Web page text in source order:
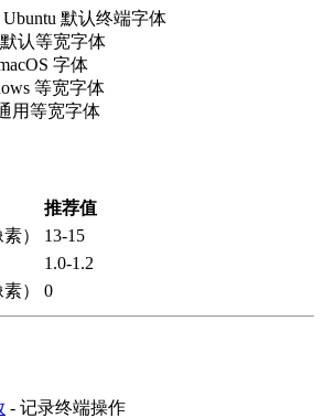
Ubuntu 默认终端字体
默认等宽字体
字体
等宽字体
用等宽字体
推荐值
）
13-15
1.0-1.2
） 0
- 记录终端操作